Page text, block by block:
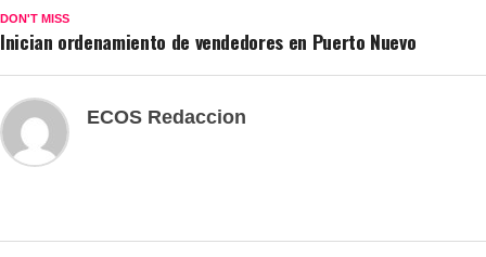
DON'T MISS
Inician ordenamiento de vendedores en Puerto Nuevo
ECOS Redaccion